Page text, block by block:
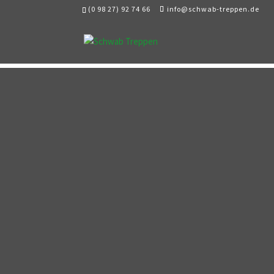
(0 98 27) 92 74 66 info@schwab-treppen.de